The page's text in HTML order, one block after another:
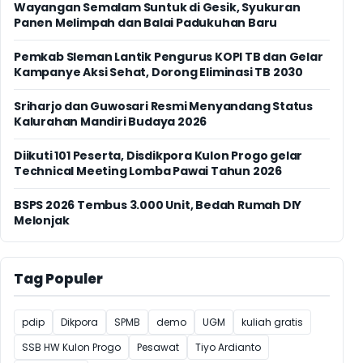
Wayangan Semalam Suntuk di Gesik, Syukuran
Panen Melimpah dan Balai Padukuhan Baru
Pemkab Sleman Lantik Pengurus KOPI TB dan Gelar
Kampanye Aksi Sehat, Dorong Eliminasi TB 2030
Sriharjo dan Guwosari Resmi Menyandang Status
Kalurahan Mandiri Budaya 2026
Diikuti 101 Peserta, Disdikpora Kulon Progo gelar
Technical Meeting Lomba Pawai Tahun 2026
BSPS 2026 Tembus 3.000 Unit, Bedah Rumah DIY
Melonjak
Tag Populer
pdip Dikpora SPMB demo UGM
kuliah gratis
SSB HW Kulon Progo
Pesawat Tiyo Ardianto